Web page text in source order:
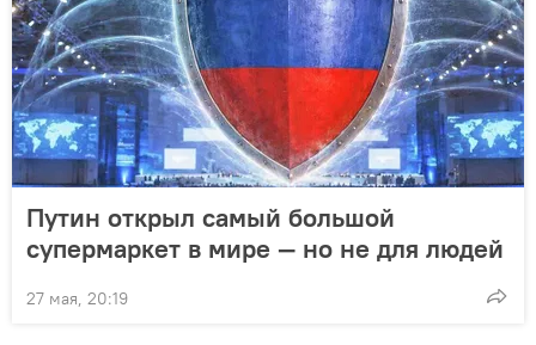
Путин открыл самый большой
супермаркет в мире — но не для людей
27 мая, 20:19